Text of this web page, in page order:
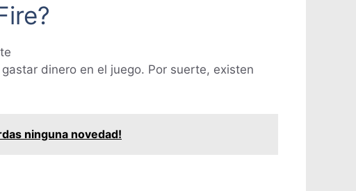
dinero en el juego. Por suerte, existen
ninguna novedad!